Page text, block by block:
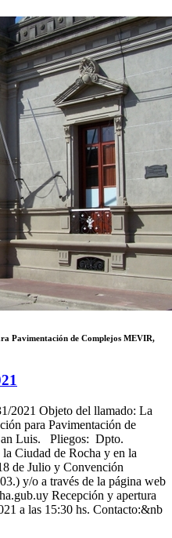
Pavimentación de Complejos MEVIR,
2021 Objeto del llamado: La
para Pavimentación de
Luis. Pliegos: Dpto.
Ciudad de Rocha y en la
de Julio y Convención
y/o a través de la página web
Recepción y apertura
a las 15:30 hs. Contacto:&nb